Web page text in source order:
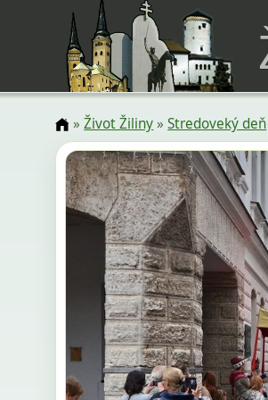
»Život Žiliny»Stredoveký deň